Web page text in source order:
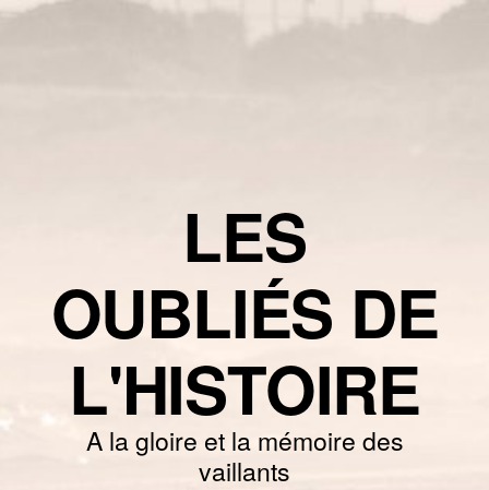
LES
OUBLIÉS DE
L'HISTOIRE
A la gloire et la mémoire des
vaillants